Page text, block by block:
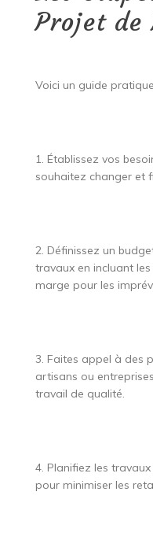
Projet de
Voici un guide
1. Établissez vos
souhaitez changer et
2. Définissez un
travaux en incluant
marge pour les
3. Faites appel à des
artisans ou
travail de qualité.
4. Planifiez les
pour minimiser les